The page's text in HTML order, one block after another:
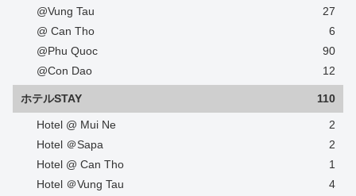
@Vung Tau
27
@ Can Tho
6
@Phu Quoc
90
@Con Dao
12
ホテルSTAY 110
Hotel @ Mui Ne
2
Hotel ＠Sapa
2
Hotel @ Can Tho
1
Hotel ＠Vung Tau
4